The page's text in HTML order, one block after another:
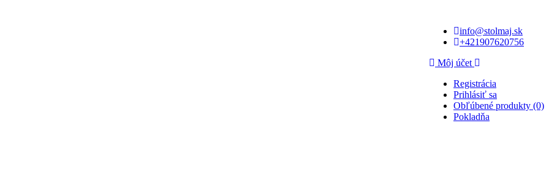
info@stolmaj.sk
+421907620756
Môj účet
Registrácia
Prihlásiť sa
Obľúbené produkty (0)
Pokladňa